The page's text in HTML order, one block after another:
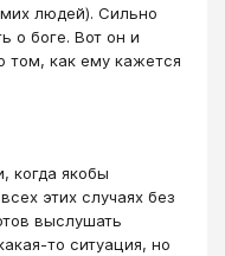
людей). Сильно
о боге. Вот он и
том, как ему кажется
когда якобы
этих случаях без
выслушать
то ситуация, но